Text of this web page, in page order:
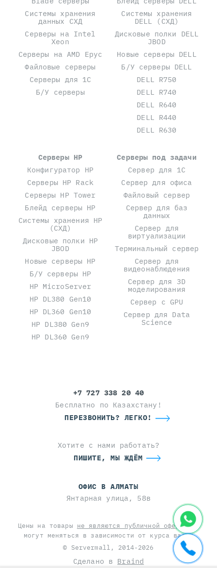
Системы хранения
данных СХД
Серверы на Intel
Xeon
Серверы на AMD Epyc
Файловые серверы
Серверы для 1С
Б/У серверы
Системы хранения
DELL (СХД)
Дисковые полки DELL
JBOD
Новые серверы DELL
Б/У серверы DELL
DELL R750
DELL R740
DELL R640
DELL R440
DELL R630
Серверы HP
Конфигуратор HP
Серверы HP Rack
Серверы HP Tower
Блейд серверы HP
Системы хранения HP
(СХД)
Дисковые полки HP
JBOD
Новые серверы HP
Б/У серверы HP
HP MicroServer
HP DL380 Gen10
HP DL360 Gen10
HP DL380 Gen9
HP DL360 Gen9
Серверы под задачи
Сервер для 1С
Сервер для офиса
Файловый сервер
Сервер для баз
данных
Сервер для
виртуализации
Терминальный сервер
Сервер для
видеонаблюдения
Сервер для 3D
моделирования
Сервер с GPU
Сервер для Data
Science
+7 727 338 20 40
Бесплатно по Казахстану!
ПЕРЕЗВОНИТЬ? ЛЕГКО!
Хотите с нами работать?
ПИШИТЕ, МЫ ЖДЁМ
ОФИС В АЛМАТЫ
Янтарная улица, 58в
Цены на товары не являются публичной офертойи
могут меняться в зависимости от курса валют
© Servermall, 2014-2026
Сделано в Braind